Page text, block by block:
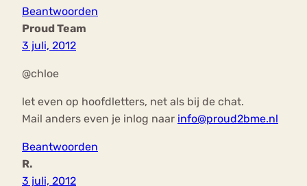
Beantwoorden
Proud Team
3 juli, 2012
@chloe
let even op hoofdletters, net als bij de chat.
Mail anders even je inlog naar info@proud2bme.nl
Beantwoorden
R.
3 juli, 2012